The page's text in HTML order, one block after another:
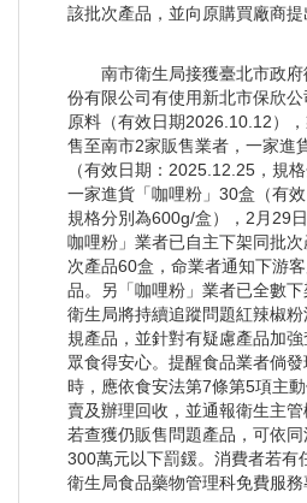
該批次產品，並向原購買廠商提
南市衛生局接獲臺北市政
份有限公司有使用新北市保欣
原料（有效日期2026.10.12）
售至南市2家販售業者，一家進
（有效日期：2025.12.25，規
一家進貨「咖哩粉」30盒（有
規格分別為600g/盒），2月29
咖哩粉」業者已自主下架同批
次產品60盒，命業者通知下游
品。另「咖哩粉」業者已全數下
衛生局將持續追蹤問題紅辣椒
規產品，並針對有疑慮產品加
眾食得安心。提醒食品業者倘
時，應依食安法第7條第5項主
賣及辦理回收，並通報衛生主管
若查獲仍販售問題產品，可依
300萬元以下罰鍰。消費者若有
衛生局食品藥物管理科免費服務